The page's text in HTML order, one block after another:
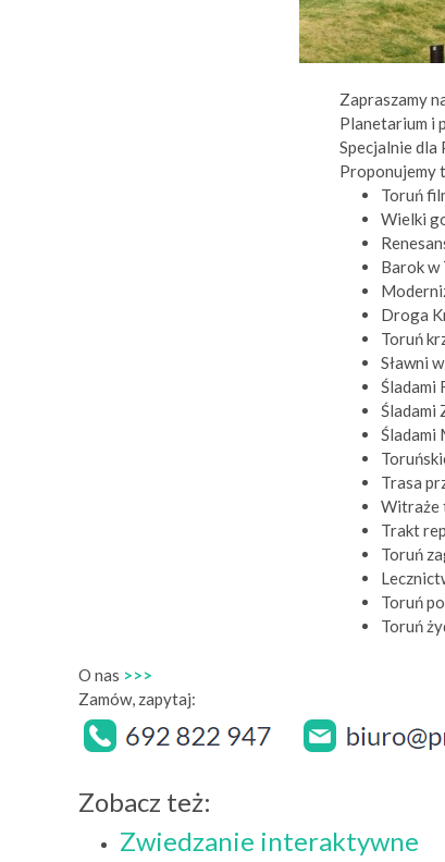
Zapraszamy
Planetarium i
Specjalnie dla
Proponujemy
Toruń
Wielki
Barok w
Droga
Toruń
Sławni
Śladami
Śladami
Śladami
Trasa
Witraże
Trakt
Toruń
Toruń
Toruń
O nas >>>
Zamów, zapytaj:
Zobacz też:
Zwiedzanie interaktywne